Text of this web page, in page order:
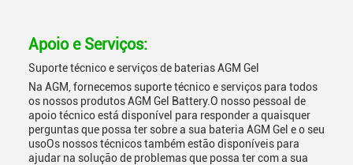
Apoio e Serviços:
Suporte técnico e serviços de baterias AGM Gel
Na AGM, fornecemos suporte técnico e serviços para todos
os nossos produtos AGM Gel Battery.O nosso pessoal de
apoio técnico está disponível para responder a quaisquer
perguntas que possa ter sobre a sua bateria AGM Gel e o seu
usoOs nossos técnicos também estão disponíveis para
ajudar na solução de problemas que possa ter com a sua